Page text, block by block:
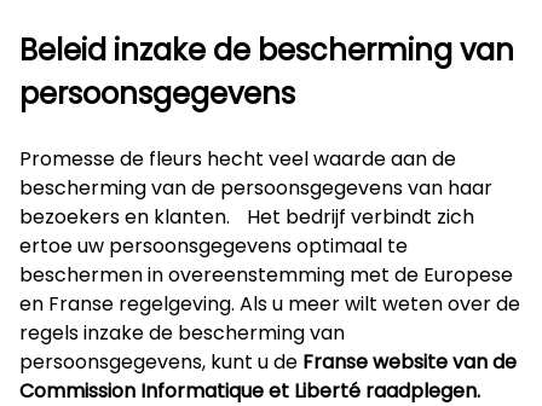
Beleid inzake de bescherming van
persoonsgegevens
Promesse de fleurs hecht veel waarde aan de
bescherming van de persoonsgegevens van haar
bezoekers en klanten. Het bedrijf verbindt zich
ertoe uw persoonsgegevens optimaal te
beschermen in overeenstemming met de Europese
en Franse regelgeving. Als u meer wilt weten over de
regels inzake de bescherming van
persoonsgegevens, kunt u de Franse website van de
Commission Informatique et Liberté raadplegen.